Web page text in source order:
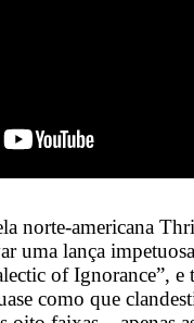
norte-americana
uma lança
of Ignorance”, e
como que